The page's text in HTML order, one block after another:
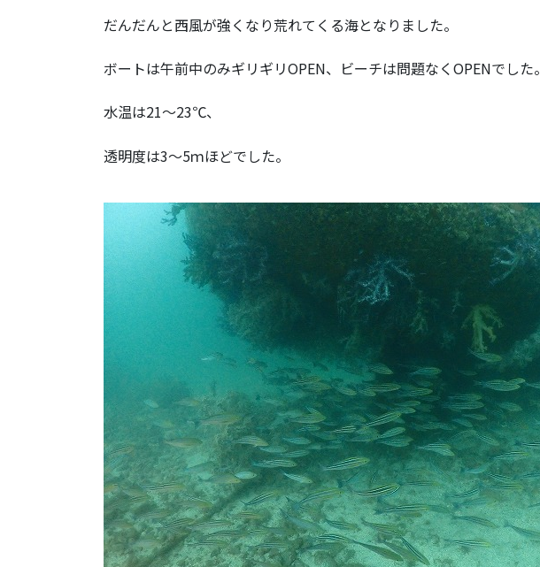
だんだんと西風が強くなり荒れてくる海となりました。
ボートは午前中のみギリギリOPEN、ビーチは問題なくOPENでした。
水温は21～23℃、
透明度は3～5ｍほどでした。